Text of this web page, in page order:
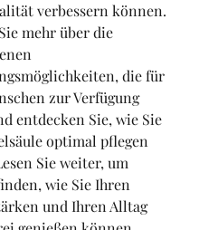
verbessern können.
mehr über die
die für
zur Verfügung
entdecken Sie, wie Sie
optimal pflegen
Sie weiter, um
wie Sie Ihren
und Ihren Alltag